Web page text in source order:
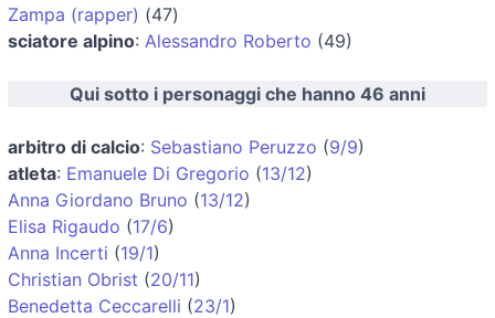
Zampa (rapper) (47)
sciatore alpino: Alessandro Roberto (49)
Qui sotto i personaggi che hanno 46 anni
arbitro di calcio: Sebastiano Peruzzo (9/9)
atleta: Emanuele Di Gregorio (13/12)
Anna Giordano Bruno (13/12)
Elisa Rigaudo (17/6)
Anna Incerti (19/1)
Christian Obrist (20/11)
Benedetta Ceccarelli (23/1)